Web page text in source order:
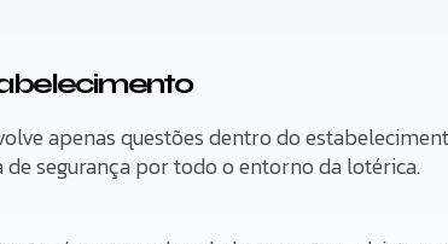
apenas questões dentro do
segurança por todo o entorno da lotérica.